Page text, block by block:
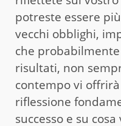
potreste essere
vecchi obblighi,
che
risultati, non
contempo vi
riflessione
successo e su